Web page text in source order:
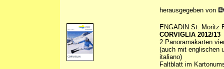
herausgegeben von
ENGADIN St. Moritz
CORVIGLIA 2012/13
2 Panoramakarten
(auch mit englischen
italiano)
Faltblatt im